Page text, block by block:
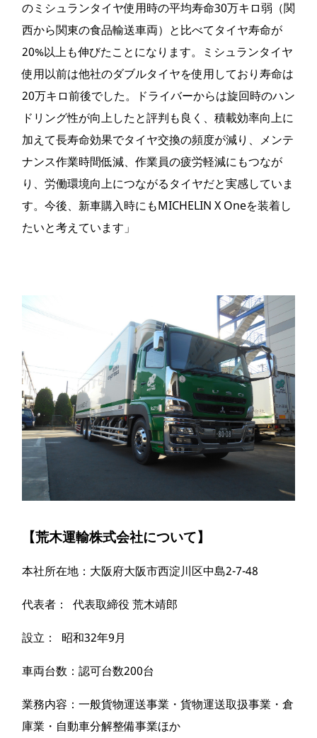
のミシュランタイヤ使用時の平均寿命30万キロ弱（関
西から関東の食品輸送車両）と比べてタイヤ寿命が
20%以上も伸びたことになります。ミシュランタイヤ
使用以前は他社のダブルタイヤを使用しており寿命は
20万キロ前後でした。ドライバーからは旋回時のハン
ドリング性が向上したと評判も良く、積載効率向上に
加えて長寿命効果でタイヤ交換の頻度が減り、メンテ
ナンス作業時間低減、作業員の疲労軽減にもつなが
り、労働環境向上につながるタイヤだと実感していま
す。今後、新車購入時にもMICHELIN X Oneを装着し
たいと考えています」
【荒木運輸株式会社について】
本社所在地：大阪府大阪市西淀川区中島2-7-48
代表者： 代表取締役 荒木靖郎
設立： 昭和32年9月
車両台数：認可台数200台
業務内容：一般貨物運送事業・貨物運送取扱事業・倉
庫業・自動⾞分解整備事業ほか